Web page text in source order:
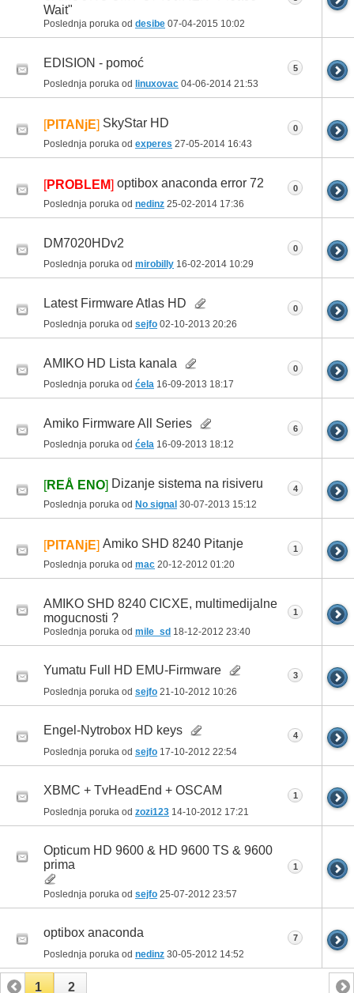
Wait"
Poslednja poruka od desibe 07-04-2015 10:02
EDISION - pomoć
Poslednja poruka od linuxovac 04-06-2014 21:53
5
PITANjE SkyStar HD
Poslednja poruka od experes 27-05-2014 16:43
0
PROBLEM optibox anaconda error 72
Poslednja poruka od nedinz 25-02-2014 17:36
0
DM7020HDv2
Poslednja poruka od mirobilly 16-02-2014 10:29
0
Latest Firmware Atlas HD
Poslednja poruka od sejfo 02-10-2013 20:26
0
AMIKO HD Lista kanala
Poslednja poruka od ćela 16-09-2013 18:17
0
Amiko Firmware All Series
Poslednja poruka od ćela 16-09-2013 18:12
6
REÅ ENO Dizanje sistema na risiveru
Poslednja poruka od No signal 30-07-2013 15:12
4
PITANjE Amiko SHD 8240 Pitanje
Poslednja poruka od mac 20-12-2012 01:20
1
AMIKO SHD 8240 CICXE, multimedijalne
mogucnosti ?
Poslednja poruka od mile_sd 18-12-2012 23:40
1
Yumatu Full HD EMU-Firmware
Poslednja poruka od sejfo 21-10-2012 10:26
3
Engel-Nytrobox HD keys
Poslednja poruka od sejfo 17-10-2012 22:54
4
XBMC + TvHeadEnd + OSCAM
Poslednja poruka od zozi123 14-10-2012 17:21
1
Opticum HD 9600 & HD 9600 TS & 9600
prima
Poslednja poruka od sejfo 25-07-2012 23:57
1
optibox anaconda
Poslednja poruka od nedinz 30-05-2012 14:52
7
1 2